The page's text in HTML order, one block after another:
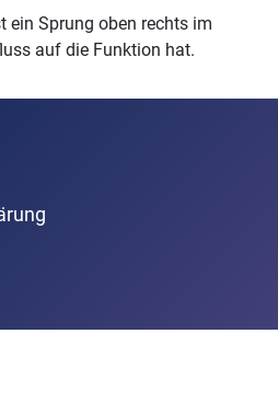
ein Sprung oben rechts im
auf die Funktion hat.